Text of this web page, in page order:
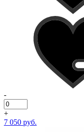
-
+
7 050 руб.